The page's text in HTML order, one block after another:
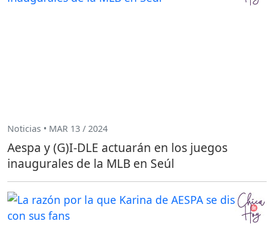
Noticias • MAR 13 / 2024
Aespa y (G)I-DLE actuarán en los juegos
inaugurales de la MLB en Seúl